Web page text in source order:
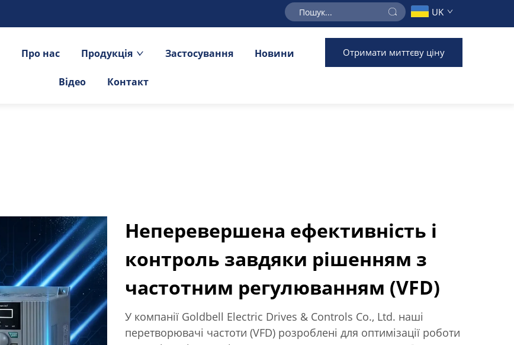
UK
Про нас Продукція Застосування Новини
Відео Контакт
Отримати миттєву ціну
Неперевершена ефективність і
контроль завдяки рішенням з
частотним регулюванням (VFD)
У компанії Goldbell Electric Drives & Controls Co., Ltd. наші
перетворювачі частоти (VFD) розроблені для оптимізації роботи